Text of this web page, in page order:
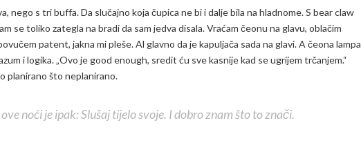
nego s tri buffa. Da slučajno koja čupica ne bi i dalje bila na hladnome. S bear claw
se toliko zategla na bradi da sam jedva disala. Vraćam čeonu na glavu, oblačim
patent, jakna mi pleše. Al glavno da je kapuljača sada na glavi. A čeona lampa
i logika. „Ovo je good enough, sredit ću sve kasnije kad se ugrijem trčanjem.“
planirano što neplanirano.
noći je ipak: Slušaj tijelo svoje. I dobro znam što to znači.